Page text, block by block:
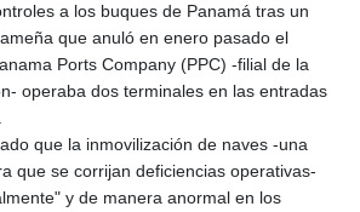
GHS 13.524239
GIP 0.856077
GMD 85.282572
GNF
GTQ 8.791437
GYD 241.048608
HKD 9.04099
a los buques de Panamá tras un
que anuló en enero pasado el
Ports Company (PPC) -filial de la
operaba dos terminales en las entradas
que la inmovilización de naves -una
que se corrijan deficiencias operativas-
y de manera anormal en los